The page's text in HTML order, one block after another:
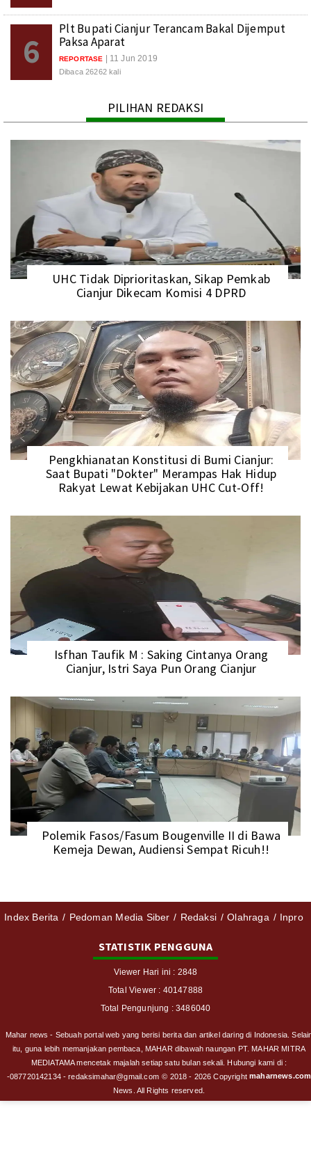
6
Plt Bupati Cianjur Terancam Bakal Dijemput
Paksa Aparat
REPORTASE | 11 Jun 2019
Dibaca 26262 kali
PILIHAN REDAKSI
UHC Tidak Diprioritaskan, Sikap Pemkab
Cianjur Dikecam Komisi 4 DPRD
Pengkhianatan Konstitusi di Bumi Cianjur:
Saat Bupati "Dokter" Merampas Hak Hidup
Rakyat Lewat Kebijakan UHC Cut-Off!
Isfhan Taufik M : Saking Cintanya Orang
Cianjur, Istri Saya Pun Orang Cianjur
Polemik Fasos/Fasum Bougenville II di Bawa
Kemeja Dewan, Audiensi Sempat Ricuh!!
Index Berita Pedoman Media Siber Redaksi Olahraga Inpro
STATISTIK PENGGUNA
Viewer Hari ini : 2848
Total Viewer : 40147888
Total Pengunjung : 3486040
Mahar news - Sebuah portal web yang berisi berita dan artikel daring di Indonesia.
itu, guna lebih memanjakan pembaca, MAHAR dibawah naungan PT. MAHAR MITRA
MEDIATAMA mencetak majalah setiap satu bulan sekali. Hubungi kami di :
-087720142134 - redaksimahar@gmail.com © 2018 - 2026 Copyrightmaharnews.com
News. All Rights reserved.